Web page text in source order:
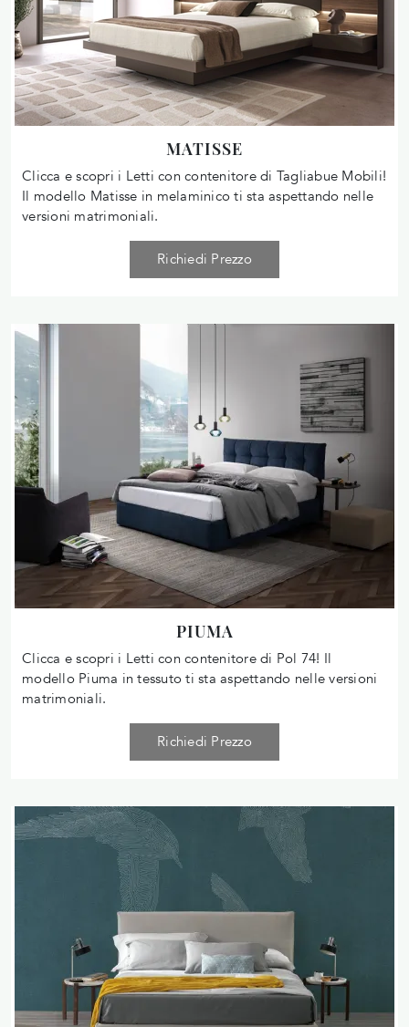
MATISSE
Clicca e scopri i Letti con contenitore di Tagliabue Mobili!
Il modello Matisse in melaminico ti sta aspettando nelle
versioni matrimoniali.
Richiedi Prezzo
PIUMA
Clicca e scopri i Letti con contenitore di Pol 74! Il
modello Piuma in tessuto ti sta aspettando nelle versioni
matrimoniali.
Richiedi Prezzo